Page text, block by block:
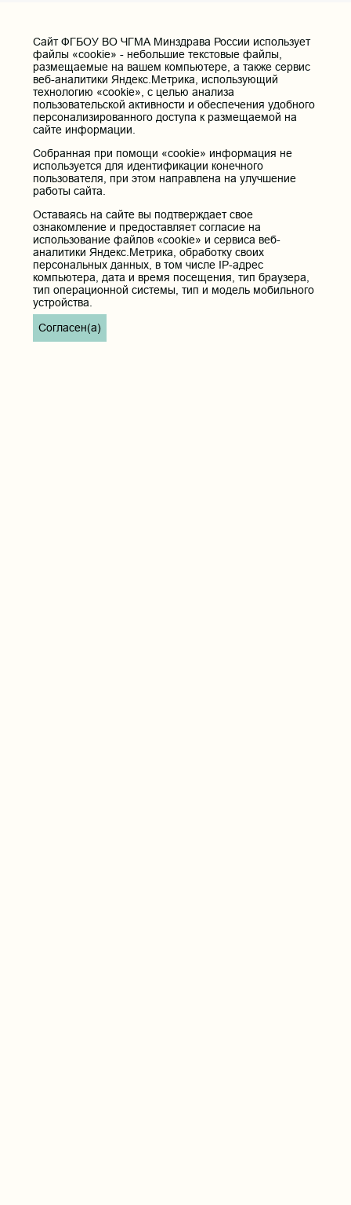
Официальный канал ЧГМА в MAX
1
Cайт ФГБОУ ВО ЧГМА Минздрава России использует
файлы «cookie» - небольшие текстовые файлы,
размещаемые на вашем компьютере, а также сервис
веб-аналитики Яндекс.Метрика, использующий
технологию «cookie», с целью анализа
пользовательской активности и обеспечения удобного
персонализированного доступа к размещаемой на
сайте информации.
Собранная при помощи «cookie» информация не
используется для идентификации конечного
пользователя, при этом направлена на улучшение
работы сайта.
Оставаясь на сайте вы подтверждает свое
ознакомление и предоставляет согласие на
использование файлов «cookie» и сервиса веб-
аналитики Яндекс.Метрика, обработку своих
персональных данных, в том числе IP-адрес
компьютера, дата и время посещения, тип браузера,
тип операционной системы, тип и модель мобильного
устройства.
Согласен(а)